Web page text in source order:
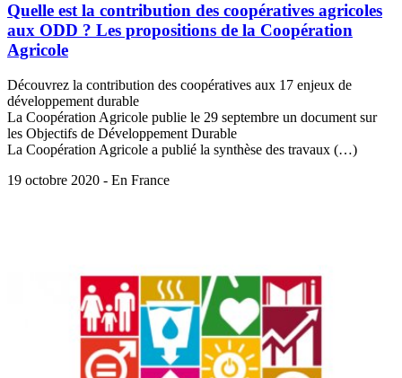
Quelle est la contribution des coopératives agricoles
aux ODD ? Les propositions de la Coopération
Agricole
Découvrez la contribution des coopératives aux 17 enjeux de
développement durable
La Coopération Agricole publie le 29 septembre un document sur
les Objectifs de Développement Durable
La Coopération Agricole a publié la synthèse des travaux (…)
19 octobre 2020 - En France